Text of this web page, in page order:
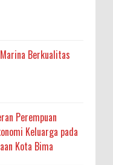
Berkualitas
Perempuan
Keluarga pada
Kota Bima